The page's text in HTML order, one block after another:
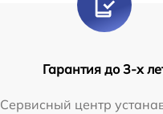
Гарантия до 3-х
Сервисный центр